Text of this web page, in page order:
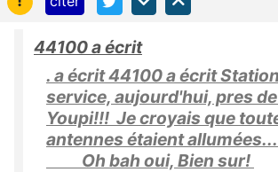
44100 a écrit
. a écrit 44100 a écrit
service, aujourd'hui, pres
Youpi!!! Je croyais que
antennes étaient
Oh bah oui, Bien sur!